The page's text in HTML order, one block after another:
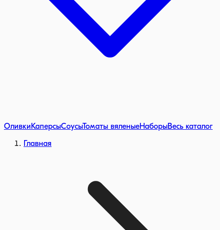
ОливкиКаперсыСоусыТоматы вяленыеНаборыВесь каталог
Главная